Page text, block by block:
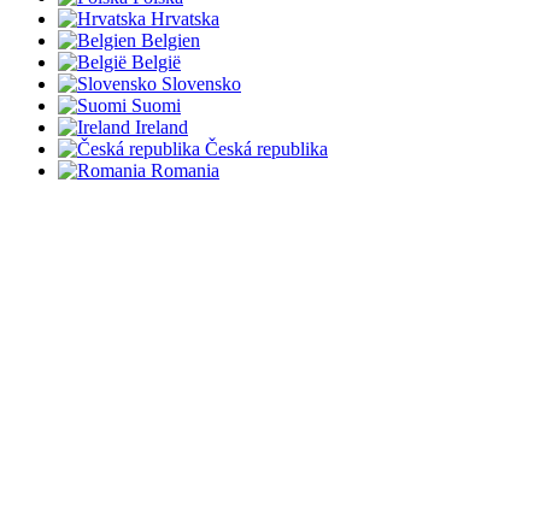
Hrvatska
Belgien
België
Slovensko
Suomi
Ireland
Česká republika
Romania